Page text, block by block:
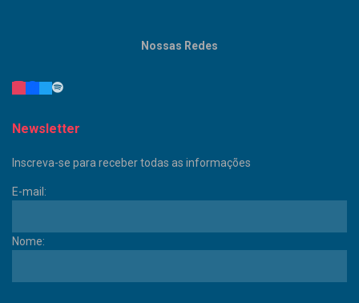
Nossas Redes
Newsletter
Inscreva-se para receber todas as informações
E-mail:
Nome: